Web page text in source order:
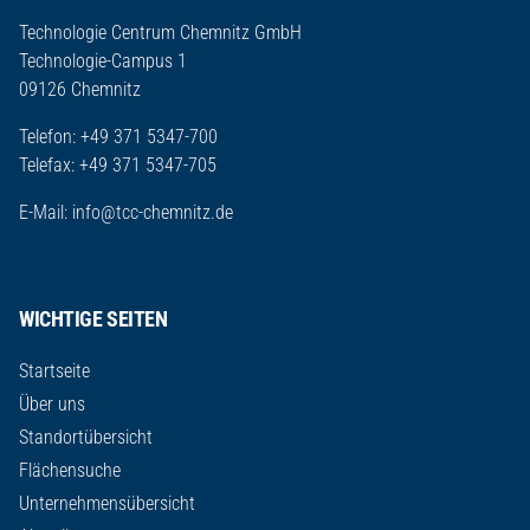
Technologie Centrum Chemnitz GmbH
Technologie-Campus 1
09126 Chemnitz
Telefon: +49 371 5347-700
Telefax: +49 371 5347-705
E-Mail: info@tcc-chemnitz.de
WICHTIGE SEITEN
Startseite
Über uns
Standortübersicht
Flächensuche
Unternehmensübersicht